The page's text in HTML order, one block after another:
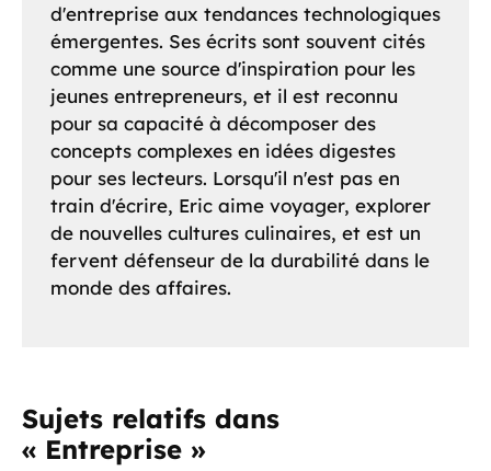
d'entreprise aux tendances technologiques
émergentes. Ses écrits sont souvent cités
comme une source d'inspiration pour les
jeunes entrepreneurs, et il est reconnu
pour sa capacité à décomposer des
concepts complexes en idées digestes
pour ses lecteurs. Lorsqu'il n'est pas en
train d'écrire, Eric aime voyager, explorer
de nouvelles cultures culinaires, et est un
fervent défenseur de la durabilité dans le
monde des affaires.
Sujets relatifs dans
« Entreprise »